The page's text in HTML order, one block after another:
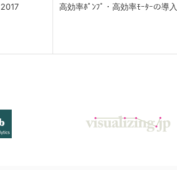
2017 高効率ﾎﾟﾝﾌﾟ・高効率ﾓｰﾀｰの導入